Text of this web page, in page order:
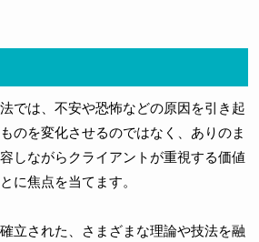
では、不安や恐怖などの原因を引き起
のを変化させるのではなく、ありのま
しながらクライアントが重視する価値
に焦点を当てます。
立された、さまざまな理論や技法を融